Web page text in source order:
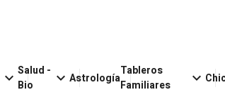
keyboard_arrow_down Salud -
Bio
keyboard_arrow_down AstrologíaTableros
Familiares
keyboard_arrow_down